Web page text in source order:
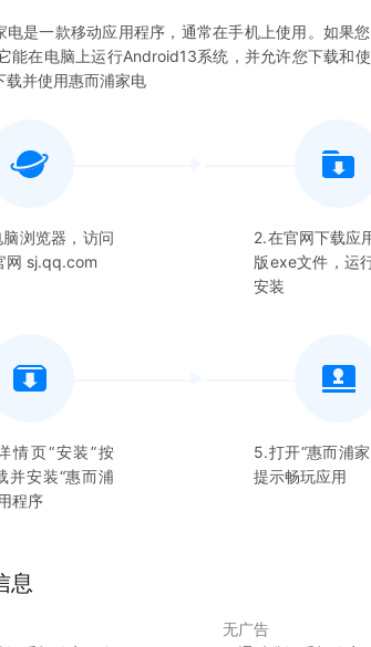
电是一款移动应用程序，通常在手机上使用。如果
能在电脑上运行Android13系统，并允许您下载和
载并使用惠而浦家电
脑浏览器，访问
网 sj.qq.com
2.在官网下载应
版exe文件，运
安装
情页“安装”按
并安装“惠而浦
程序
5.打开“惠而浦
提示畅玩应用
息
无广告